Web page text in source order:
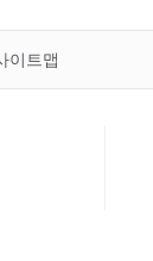
이트맵